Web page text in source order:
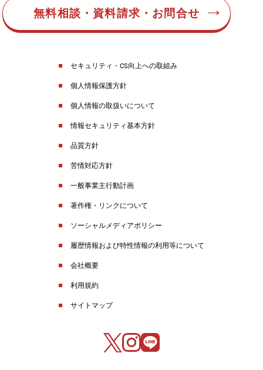
無料相談・資料請求・お問合せ
セキュリティ・CS向上への取組み
個人情報保護方針
個人情報の取扱いについて
情報セキュリティ基本方針
品質方針
苦情対応方針
一般事業主行動計画
著作権・リンクについて
ソーシャルメディアポリシー
履歴情報および特性情報の利用等について
会社概要
利用規約
サイトマップ